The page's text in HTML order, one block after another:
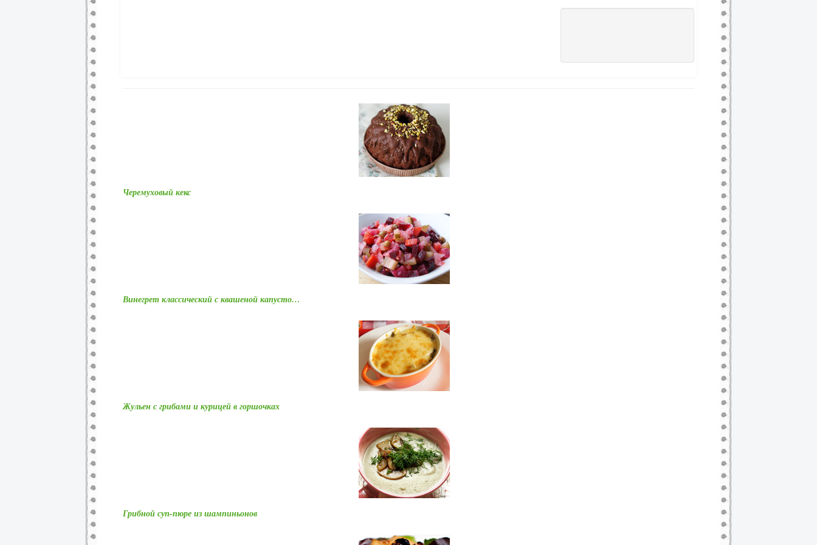
Черемуховый кекс
Винегрет классический с квашеной капусто…
Жульен с грибами и курицей в горшочках
Грибной суп-пюре из шампиньонов